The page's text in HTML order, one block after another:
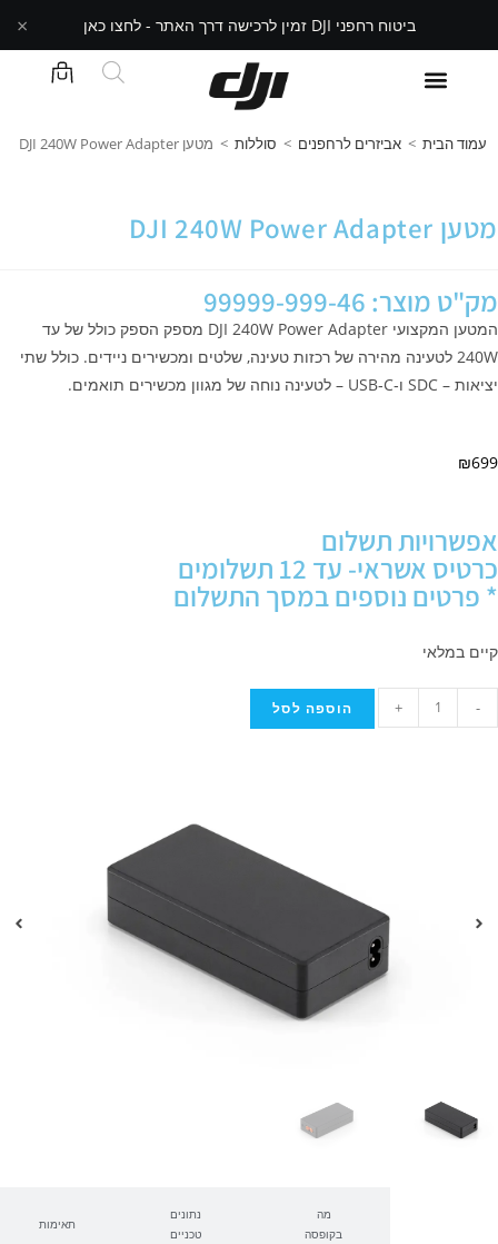
ביטוח רחפני DJI זמין לרכישה דרך האתר - לחצו כאן ×
עמוד הבית > אביזרים לרחפנים > סוללות > מטען DJI 240W Power Adapter
מטען DJI 240W Power Adapter
מק"ט מוצר: 99999-999-46
המטען המקצועי DJI 240W Power Adapter מספק הספק כולל של עד
240W לטעינה מהירה של רכזות טעינה, שלטים ומכשירים ניידים. כולל שתי
יציאות – SDC ו‑USB‑C – לטעינה נוחה של מגוון מכשירים תואמים.
₪699
אפשרויות תשלום
כרטיס אשראי- עד 12 תשלומים
* פרטים נוספים במסך התשלום
קיים במלאי
-
+ הוספה לסל
מה
בקופסה
נתונים
טכניים
תאימות